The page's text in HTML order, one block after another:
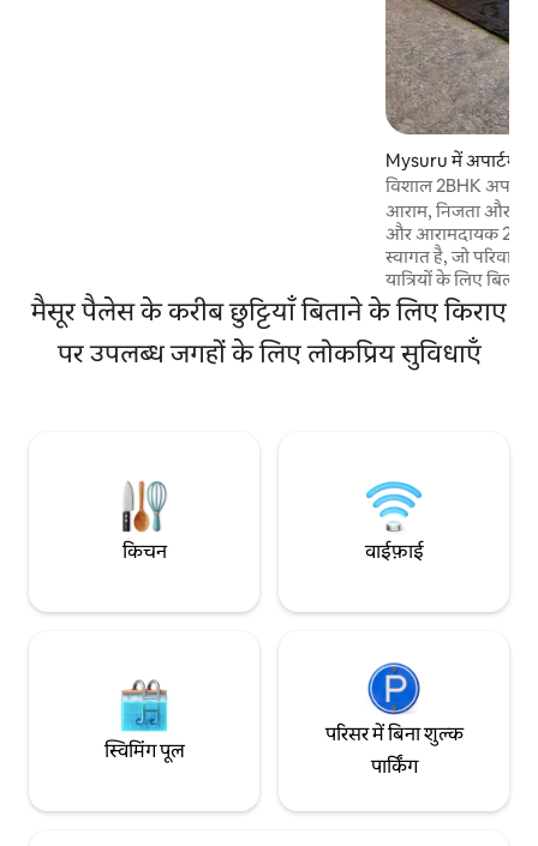
Mysuru में अपार्टमेंट
विशाल 2BHK
आराम, निजता और
और आरामदायक
स्वागत है, जो परिवार,
यात्रियों के लिए बिल्कुल सही है।
सीमा से सिर्फ़ 4 किमी
आप शॉपिंग मॉल,
से बस कुछ ही मिनट की दूरी
बिल्डिंग में कुल 5 एक
मैसूर पैलेस के करीब छुट्टियाँ बिताने के लिए किराए
पर उपलब्ध जगहों के लिए लोकप्रिय सुविधाएँ
किचन वाईफ़ाई
स्विमिंग पूल
परिसर में बिना शुल्क
पार्किंग